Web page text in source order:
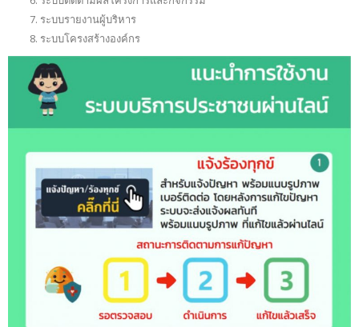
ระบบรายงานผู้บริหาร
ระบบโครงสร้างองค์กร